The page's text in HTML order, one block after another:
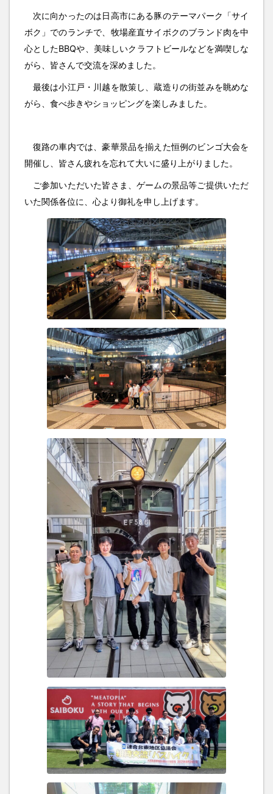
次に向かったのは日高市にある豚のテーマパーク「サイ
ボク」でのランチで、牧場産直サイボクのブランド肉を中
心としたBBQや、美味しいクラフトビールなどを満喫しな
がら、皆さんで交流を深めました。
最後は小江戸・川越を散策し、蔵造りの街並みを眺めな
がら、食べ歩きやショッピングを楽しみました。
復路の車内では、豪華景品を揃えた恒例のビンゴ大会を
開催し、皆さん疲れを忘れて大いに盛り上がりました。
ご参加いただいた皆さま、ゲームの景品等ご提供いただ
いた関係各位に、心より御礼を申し上げます。